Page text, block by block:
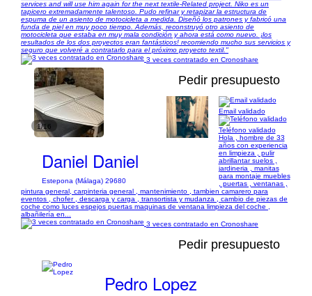
services and will use him again for the next textile-Related project. Niko es un
tapicero extremadamente talentoso. Pudo refinar y retapizar la estructura de
espuma de un asiento de motocicleta a medida. Diseñó los patrones y fabricó una
funda de piel en muy poco tiempo. Además, reconstruyó otro asiento de
motocicleta que estaba en muy mala condición y ahora está como nuevo. ¡los
resultados de los dos proyectos eran fantásticos! recomiendo mucho sus servicios y
seguro que volveré a contratarlo para el próximo proyecto textil."
3 veces contratado en Cronoshare
1/16
Pedir presupuesto
Daniel Daniel
Estepona (Málaga) 29680
Email validado
Teléfono validado
Hola , hombre de 33
años con experiencia
en limpieza , pulir
abrillantar suelos ,
jardineria , manitas
para montaje muebles
, puertas , ventanas ,
pintura general, carpinteria general , mantenimiento , tambien camarero para
eventos , chofer , descarga y carga , transortista y mudanza , cambio de piezas de
coche como luces espejos puertas maquinas de ventana limpieza del coche ,
albañilería en...
3 veces contratado en Cronoshare
Pedir presupuesto
Pedro Lopez